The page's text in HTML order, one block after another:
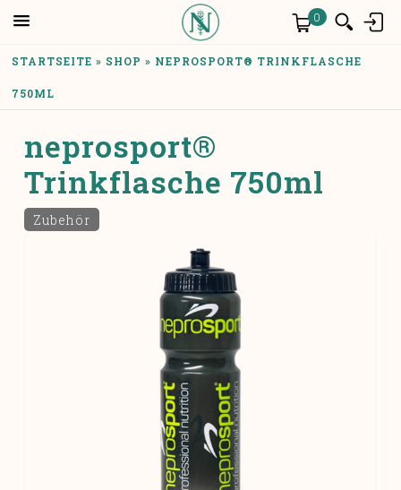
0
Anmelden
YOU ARE HERE
STARTSEITE » SHOP » NEPROSPORT® TRINKFLASCHE
750ML
neprosport®
Trinkflasche 750ml
Zubehör